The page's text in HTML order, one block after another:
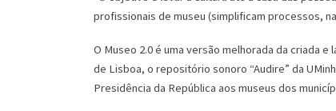
profissionais de museu (simplificam processos,
O Museo 2.0 é uma versão melhorada da criada
de Lisboa, o repositório sonoro “Audire” da
Presidência da República aos museus dos